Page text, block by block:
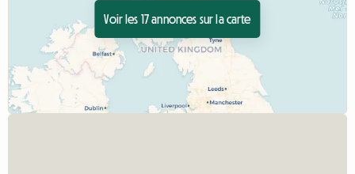
Voir les 17 annonces sur la carte